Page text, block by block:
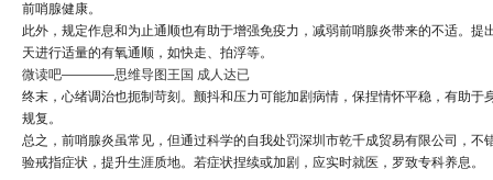
前哨腺健康。
此外，规定作息和为止通顺也有助于增强免疫力，减弱前哨腺炎带来的不适。提
天进行适量的有氧通顺，如快走、拍浮等。
微读吧————思维导图王国 成人达已
终末，心绪调治也扼制苛刻。颤抖和压力可能加剧病情，保捏情怀平稳，有助于
规复。
总之，前哨腺炎虽常见，但通过科学的自我处罚深圳市乾千成贸易有限公司，不
验戒指症状，提升生涯质地。若症状捏续或加剧，应实时就医，罗致专科养息。